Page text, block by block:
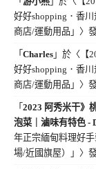
好好shopping．香
商店/運動用品」 〉
「 Charles 」於〈 【
好好shopping．香
商店/運動用品」 〉
「 2023 阿秀米干》
泡菜｜滷味有特色 -
年正宗緬甸料理好
場/近國旗屋）」 〉